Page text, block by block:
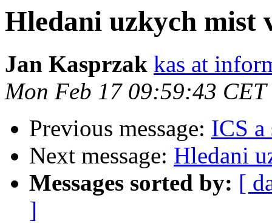
Hledani uzkych mist
Jan Kasprzak kas at
Mon Feb 17 09:59:43 CET
Previous message: ICS a
Next message: Hledani
Messages sorted by: [
]